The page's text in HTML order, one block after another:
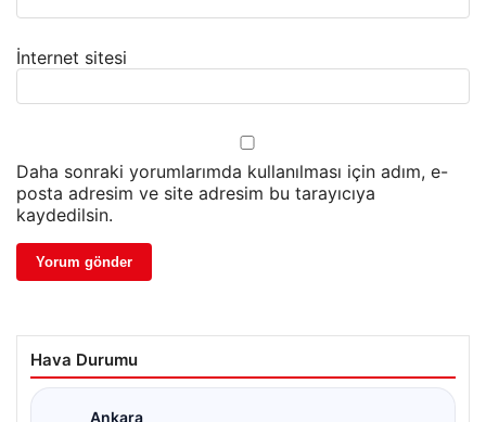
İnternet sitesi
Daha sonraki yorumlarımda kullanılması için adım, e-
posta adresim ve site adresim bu tarayıcıya
kaydedilsin.
Hava Durumu
Ankara